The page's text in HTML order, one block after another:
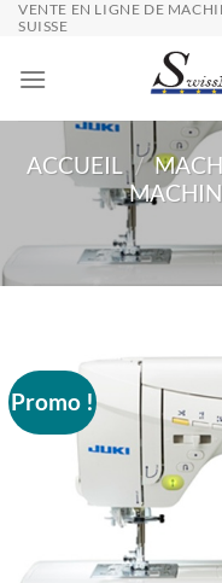
Passer
contenu
VENTE EN LIGNE DE
SUISSE
ACCUEIL /
Promo !